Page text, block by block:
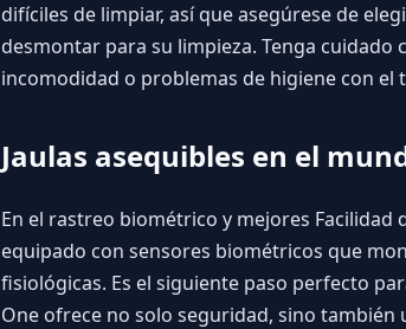
difíciles de limpiar, así que asegúrese de
desmontar para su limpieza. Tenga
incomodidad o problemas de higiene con el
Jaulas asequibles en el
En el rastreo biométrico y mejores Facilidad
equipado con sensores biométricos que
fisiológicas. Es el siguiente paso perfecto
One ofrece no solo seguridad, sino también